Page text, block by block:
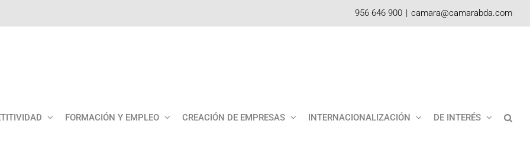
956 646 900 | camara@camarabda.com
FORMACIÓN Y EMPLEO CREACIÓN DE EMPRESAS INTERNACIONALIZACIÓN DE INTERÉS